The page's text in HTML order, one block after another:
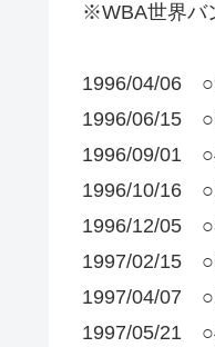
※WBA世界バ
1996/04/06
1996/06/15
1996/09/01
1996/10/16
1996/12/05
1997/02/15
1997/04/07
1997/05/21